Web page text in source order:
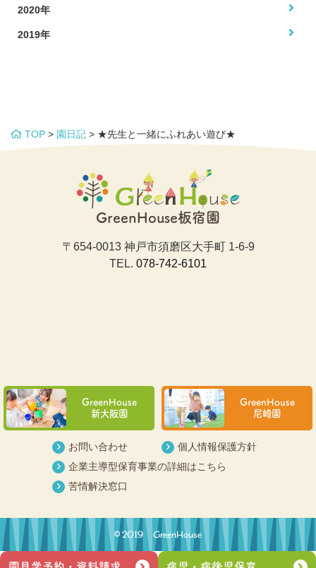
2020年
2019年
TOP > 園日記 > ★先生と一緒にふれあい遊び★
GreenHouse板宿園
〒654-0013 神戸市須磨区大手町 1-6-9
TEL. 078-742-6101
GreenHouse
新大阪園
GreenHouse
尼崎園
お問い合わせ
個人情報保護方針
企業主導型保育事業の詳細はこちら
苦情解決窓口
© 2019 GreenHouse